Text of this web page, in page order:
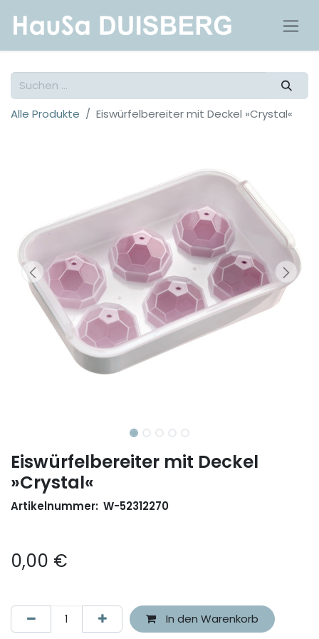
Alle Produkte Eiswürfelbereiter mit Deckel »Crystal«
Eiswürfelbereiter mit Deckel
»Crystal«
Artikelnummer: W-52312270
0,00 €
In den Warenkorb